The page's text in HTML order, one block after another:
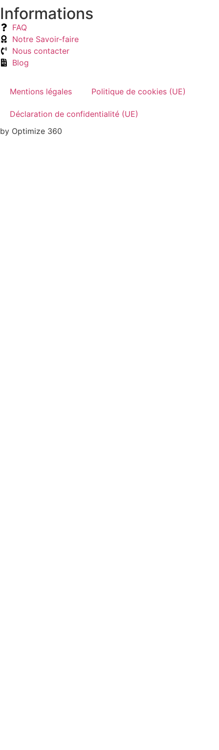
Informations
FAQ
Notre Savoir-faire
Nous contacter
Blog
Mentions légales Politique de cookies (UE)
Déclaration de confidentialité (UE)
by Optimize 360